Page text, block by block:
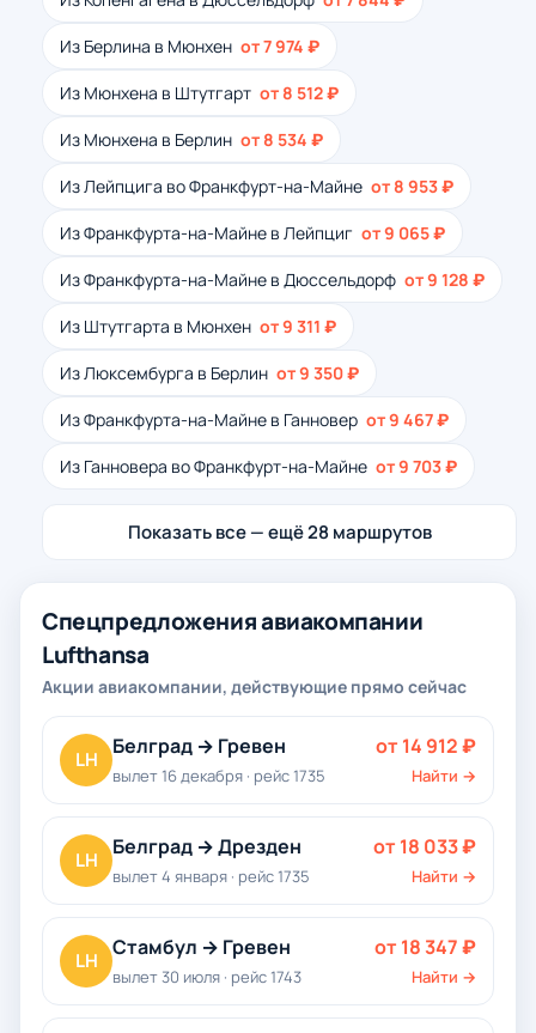
Из Берлина в Мюнхен от 7 974 ₽
Из Мюнхена в Штутгарт от 8 512 ₽
Из Мюнхена в Берлин от 8 534 ₽
Из Лейпцига во Франкфурт-на-Майне от 8 953 ₽
Из Франкфурта-на-Майне в Лейпциг от 9 065 ₽
Из Франкфурта-на-Майне в Дюссельдорф от 9 128 ₽
Из Штутгарта в Мюнхен от 9 311 ₽
Из Люксембурга в Берлин от 9 350 ₽
Из Франкфурта-на-Майне в Ганновер от 9 467 ₽
Из Ганновера во Франкфурт-на-Майне от 9 703 ₽
Показать все — ещё 28 маршрутов
Спецпредложения авиакомпании
Lufthansa
Акции авиакомпании, действующие прямо сейчас
LH
Белград → Гревен
вылет 16 декабря · рейс 1735
от 14 912 ₽
Найти →
LH
Белград → Дрезден
вылет 4 января · рейс 1735
от 18 033 ₽
Найти →
LH
Стамбул → Гревен
вылет 30 июля · рейс 1743
от 18 347 ₽
Найти →